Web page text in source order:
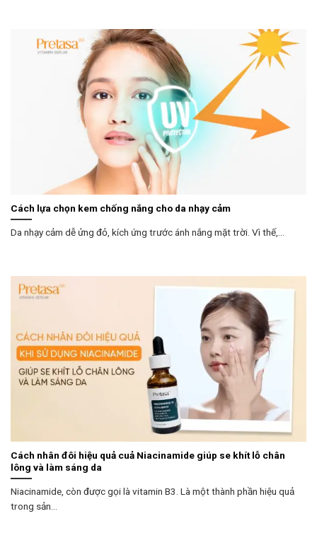
Cách lựa chọn kem chống nắng cho da nhạy cảm
Da nhạy cảm dễ ửng đỏ, kích ứng trước ánh nắng mặt trời. Vì thế,...
Cách nhân đôi hiệu quả cuả Niacinamide giúp se khít lỗ chân
lông và làm sáng da
Niacinamide, còn được gọi là vitamin B3. Là một thành phần hiệu quả
trong sản...